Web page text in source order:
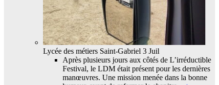
Lycée des métiers Saint-Gabriel 3 Juil
Après plusieurs jours aux côtés de L’irréductible
Festival, le LDM était présent pour les dernières
manœuvres. Une mission menée dans la bonne